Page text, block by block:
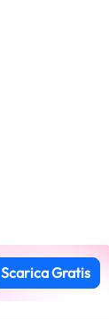
Scarica Gratis